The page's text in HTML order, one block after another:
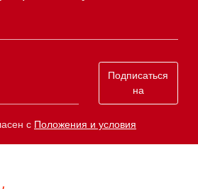
Подписаться
на
с Положения и условия